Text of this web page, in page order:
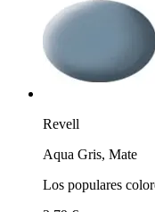
Revell
Aqua Gris, Mate
Los populares